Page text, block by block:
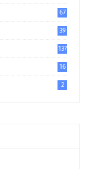
67
39
137
16
2